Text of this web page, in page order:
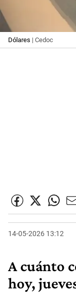
Dólares | Cedoc
14-05-2026 13:12
A cuánto
hoy,